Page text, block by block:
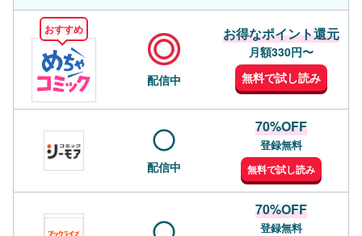
おすすめ
配信中
お得なポイント還元
月額330円〜
無料で試し読み
配信中
70%OFF
登録無料
無料で試し読み
70%OFF
登録無料